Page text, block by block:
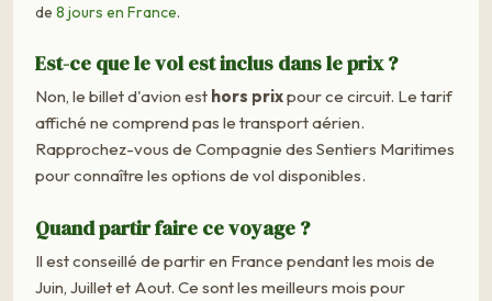
de 8 jours en France.
Est-ce que le vol est inclus dans le prix ?
Non, le billet d'avion est hors prixpour ce circuit. Le tarif
affiché ne comprend pas le transport aérien.
Rapprochez-vous de Compagnie des Sentiers Maritimes
pour connaître les options de vol disponibles.
Quand partir faire ce voyage ?
Il est conseillé de partir en France pendant les mois de
Juin, Juillet et Aout. Ce sont les meilleurs mois pour